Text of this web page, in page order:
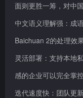
面则更胜一筹，对中
中文语义理解强：成
Baichuan 2的处理效
灵活部署：支持本地
感的企业可以完全掌
迭代速度快：团队更